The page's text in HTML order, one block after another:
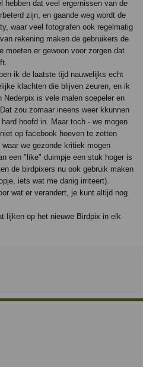
hebben dat veel ergernissen van de
zijn, en gaande weg wordt de
waar veel fotografen ook regelmatig
rekening maken de gebruikers de
moeten er gewoon voor zorgen dat
ik de laatste tijd nauwelijks echt
klachten die blijven zeuren, en ik
Nederpix is vele malen soepeler en
zou zomaar ineens weer kkunnen
hoofd in. Maar toch - we mogen
op facebook hoeven te zetten
we gezonde kritiek mogen
een "like" duimpje een stuk hoger is
de birdpixers nu ook gebruik maken
iets wat me danig irriteert).
wat er verandert, je kunt altijd nog
lijken op het nieuwe Birdpix in elk